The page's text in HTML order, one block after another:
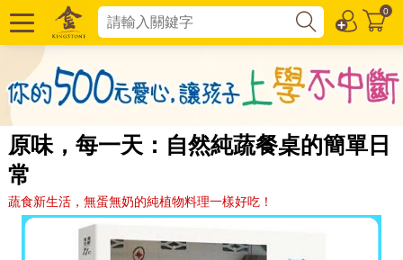
0
原味，每一天：自然純蔬餐桌的簡單日
常
蔬食新生活，無蛋無奶的純植物料理一樣好吃！